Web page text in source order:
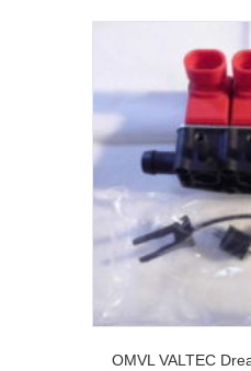
OMVL VALTEC